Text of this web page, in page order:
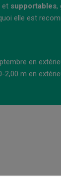
et supportables,
elle est
en
2,00 m en